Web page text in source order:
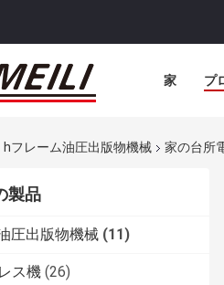
家 プ
hフレーム油圧出版物機械 家の台所
製品
圧出版物機械 (11)
ス機 (26)